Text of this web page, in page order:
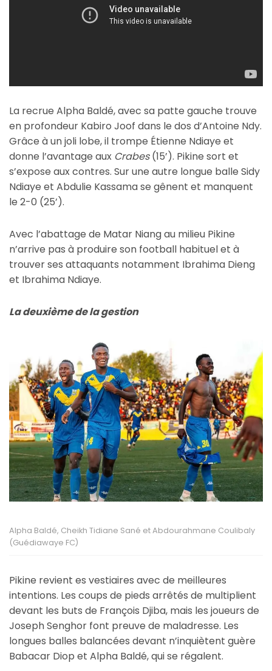
La recrue Alpha Baldé, avec sa patte gauche trouve
en profondeur Kabiro Joof dans le dos d’Antoine Ndy.
Grâce à un joli lobe, il trompe Étienne Ndiaye et
donne l’avantage aux Crabes(15’). Pikine sort et
s’expose aux contres. Sur une autre longue balle Sidy
Ndiaye et Abdulie Kassama se gênent et manquent
le 2-0 (25’).
Avec l’abattage de Matar Niang au milieu Pikine
n’arrive pas à produire son football habituel et à
trouver ses attaquants notamment Ibrahima Dieng
et Ibrahima Ndiaye.
La deuxième de la gestion
Alpha Baldé, Cheikh Tidiane Sané et Abdourahmane Coulibaly
(Guédiawaye FC)
Pikine revient es vestiaires avec de meilleures
intentions. Les coups de pieds arrêtés de multiplient
devant les buts de François Djiba, mais les joueurs de
Joseph Senghor font preuve de maladresse. Les
longues balles balancées devant n’inquiètent guère
Babacar Diop et Alpha Baldé, qui se régalent.